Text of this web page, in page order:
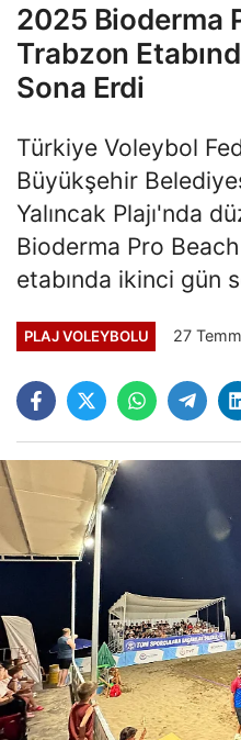
2025 Bioderma
Trabzon
Sona Erdi
Türkiye Voleybol
Büyükşehir
Yalıncak Plajı'nda
Bioderma Pro
etabında ikinci gün
PLAJ VOLEYBOLU 27